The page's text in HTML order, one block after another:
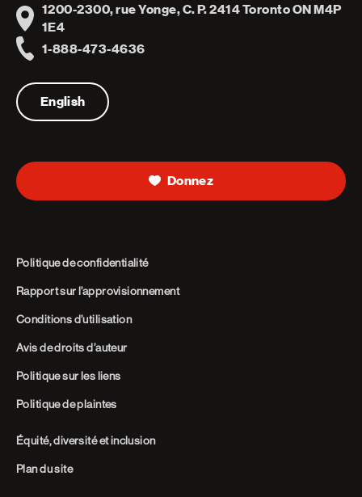
Address
1200-2300, rue Yonge, C. P. 2414 Toronto ON M4P
1E4
1-888-473-4636
English
Donnez
Politique de confidentialité
Rapport sur l’approvisionnement
Conditions d’utilisation
Avis de droits d’auteur
Politique sur les liens
Politique de plaintes
Équité, diversité et inclusion
Plan du site